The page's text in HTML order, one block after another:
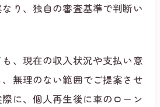
り、独自の審査基準で判断い
、現在の収入状況や支払い意
無理のない範囲でご提案させ
に、個人再生後に車のローン